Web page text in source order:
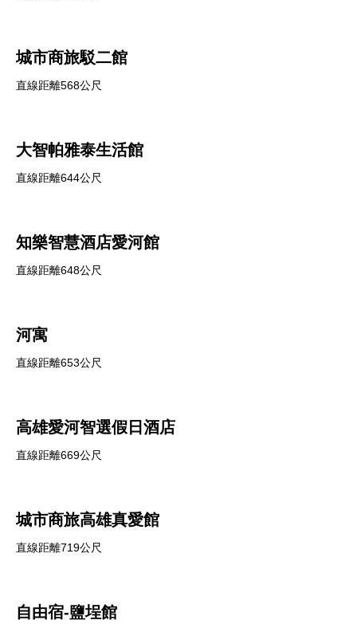
城市商旅駁二館
直線距離568公尺
大智帕雅泰生活館
直線距離644公尺
知樂智慧酒店愛河館
直線距離648公尺
河寓
直線距離653公尺
高雄愛河智選假日酒店
直線距離669公尺
城市商旅高雄真愛館
直線距離719公尺
自由宿-鹽埕館